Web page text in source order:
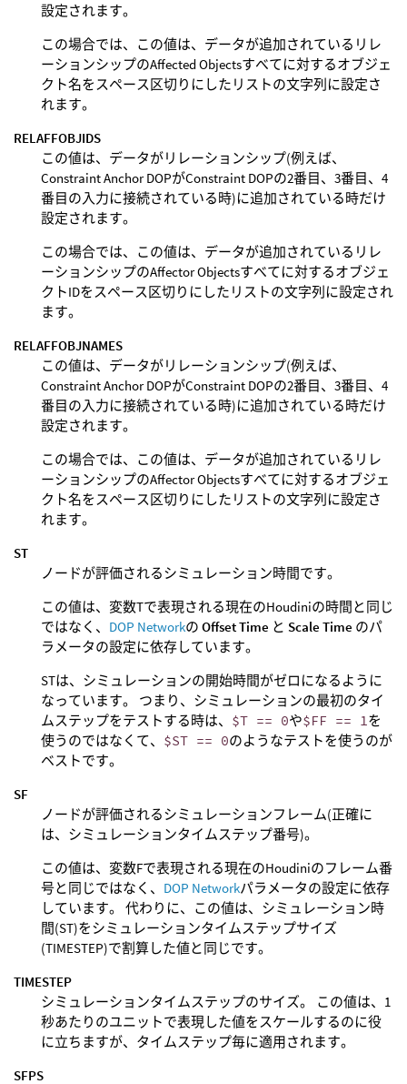
設定されます。
この場合では、この値は、データが追加されているリレ
ーションシップのAffected Objectsすべてに対するオブジェ
クト名をスペース区切りにしたリストの文字列に設定さ
れます。
RELAFFOBJIDS
この値は、データがリレーションシップ(例えば、
Constraint Anchor DOPがConstraint DOPの2番目、3番目、4
番目の入力に接続されている時)に追加されている時だけ
設定されます。
この場合では、この値は、データが追加されているリレ
ーションシップのAffector Objectsすべてに対するオブジェ
クトIDをスペース区切りにしたリストの文字列に設定され
ます。
RELAFFOBJNAMES
この値は、データがリレーションシップ(例えば、
Constraint Anchor DOPがConstraint DOPの2番目、3番目、4
番目の入力に接続されている時)に追加されている時だけ
設定されます。
この場合では、この値は、データが追加されているリレ
ーションシップのAffector Objectsすべてに対するオブジェ
クト名をスペース区切りにしたリストの文字列に設定さ
れます。
ST
ノードが評価されるシミュレーション時間です。
この値は、変数Tで表現される現在のHoudiniの時間と同じ
ではなく、 DOP Networkの Offset Time と Scale Time のパ
ラメータの設定に依存しています。
STは、シミュレーションの開始時間がゼロになるように
なっています。 つまり、シミュレーションの最初のタイ
ムステップをテストする時は、 $T == 0や$FF == 1 を
使うのではなくて、 $ST == 0のようなテストを使うのが
ベストです。
SF
ノードが評価されるシミュレーションフレーム(正確に
は、シミュレーションタイムステップ番号)。
この値は、変数Fで表現される現在のHoudiniのフレーム番
号と同じではなく、 DOP Networkパラメータの設定に依存
しています。 代わりに、この値は、シミュレーション時
間(ST)をシミュレーションタイムステップサイズ
(TIMESTEP)で割算した値と同じです。
TIMESTEP
シミュレーションタイムステップのサイズ。 この値は、1
秒あたりのユニットで表現した値をスケールするのに役
に立ちますが、タイムステップ毎に適用されます。
SFPS